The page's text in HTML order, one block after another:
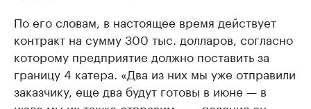
По его словам, в настоящее время действует
контракт на сумму 300 тыс. долларов, согласно
которому предприятие должно поставить за
границу 4 катера. «Два из них мы уже отправили
заказчику, еще два будут готовы в июне — в